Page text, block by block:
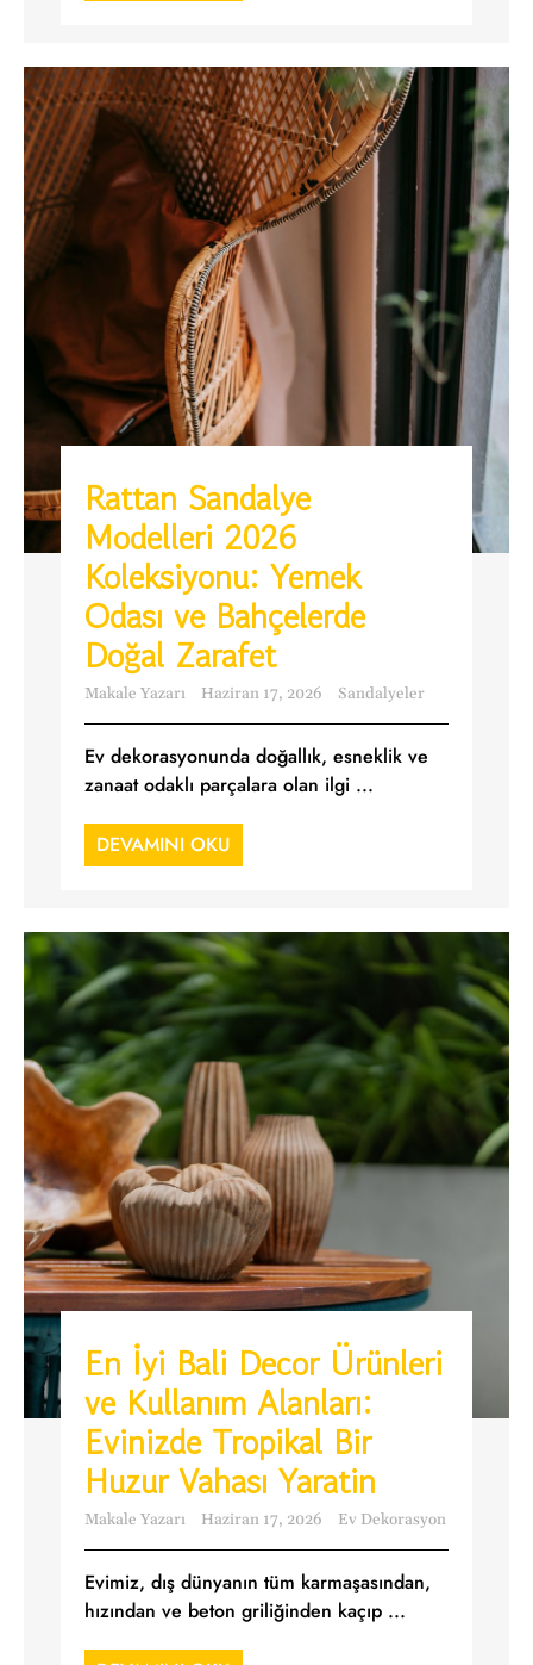
Rattan Sandalye
Modelleri 2026
Koleksiyonu: Yemek
Odası ve Bahçelerde
Doğal Zarafet
Makale Yazarı Haziran 17, 2026 Sandalyeler
Ev dekorasyonunda doğallık, esneklik ve
zanaat odaklı parçalara olan ilgi ...
DEVAMINI OKU
En İyi Bali Decor Ürünleri
ve Kullanım Alanları:
Evinizde Tropikal Bir
Huzur Vahası Yaratin
Makale Yazarı Haziran 17, 2026 Ev Dekorasyon
Evimiz, dış dünyanın tüm karmaşasından,
hızından ve beton griliğinden kaçıp ...